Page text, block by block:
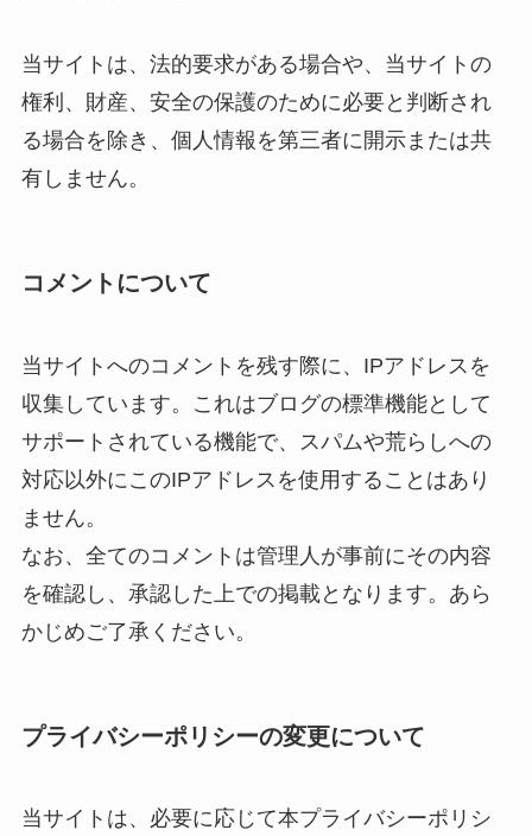
当サイトは、法的要求がある場合や、当サイトの
権利、財産、安全の保護のために必要と判断され
る場合を除き、個人情報を第三者に開示または共
有しません。
コメントについて
当サイトへのコメントを残す際に、IPアドレスを
収集しています。これはブログの標準機能として
サポートされている機能で、スパムや荒らしへの
対応以外にこのIPアドレスを使用することはあり
ません。
なお、全てのコメントは管理人が事前にその内容
を確認し、承認した上での掲載となります。あら
かじめご了承ください。
プライバシーポリシーの変更について
当サイトは、必要に応じて本プライバシーポリシ